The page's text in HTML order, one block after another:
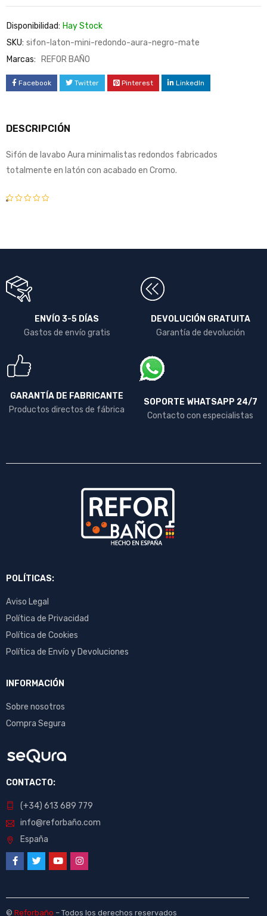
Disponibilidad: Hay Stock
SKU: sifon-laton-mini-redondo-aura-negro-mate
Marcas:
REFOR BAÑO
Facebook Twitter Pinterest LinkedIn
DESCRIPCIÓN
Sifón de lavabo Aura minimalistas redondos fabricados
totalmente en latón con acabado en Cromo.
ENVÍO 3-5 DÍAS
Gastos de envío gratis
DEVOLUCIÓN GRATUITA
Garantía de devolución
GARANTÍA DE FABRICANTE
Productos directos de fábrica
SOPORTE WHATSAPP 24/7
Contacto con especialistas
POLÍTICAS:
Aviso Legal
Política de Privacidad
Política de Cookies
Política de Envío y Devoluciones
INFORMACIÓN
Sobre nosotros
Compra Segura
CONTACTO:
(+34) 613 689 779
info@reforbaño.com
España
© Reforbaño – Todos los derechos reservados